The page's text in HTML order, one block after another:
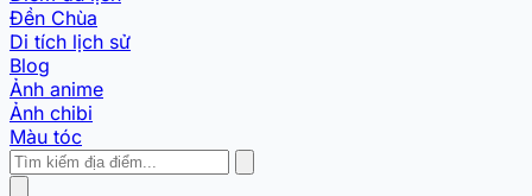
Đền Chùa
Di tích lịch sử
Blog
Ảnh anime
Ảnh chibi
Màu tóc